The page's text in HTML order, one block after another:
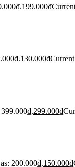
199.000₫
130.000₫
299.000₫
200.000₫.150.000₫